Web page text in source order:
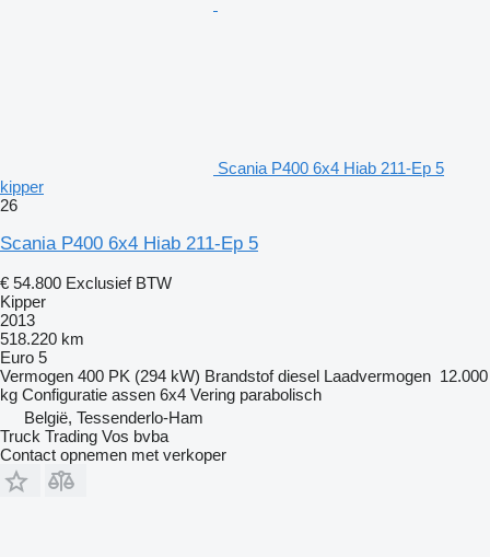
Scania P400 6x4 Hiab 211-Ep 5
kipper
26
Scania P400 6x4 Hiab 211-Ep 5
€ 54.800 Exclusief BTW
Kipper
2013
518.220 km
Euro 5
Vermogen 400 PK (294 kW) Brandstof diesel Laadvermogen 12.000
kg Configuratie assen 6x4 Vering parabolisch
België, Tessenderlo-Ham
Truck Trading Vos bvba
Contact opnemen met verkoper